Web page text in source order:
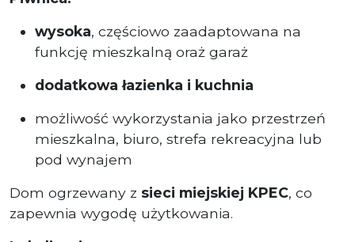
wysoka, częściowo zaadaptowana na
funkcję mieszkalną oraż garaż
dodatkowa łazienka i kuchnia
możliwość wykorzystania jako przestrzeń
mieszkalna, biuro, strefa rekreacyjna lub
pod wynajem
Dom ogrzewany z sieci miejskiej KPEC, co
zapewnia wygodę użytkowania.